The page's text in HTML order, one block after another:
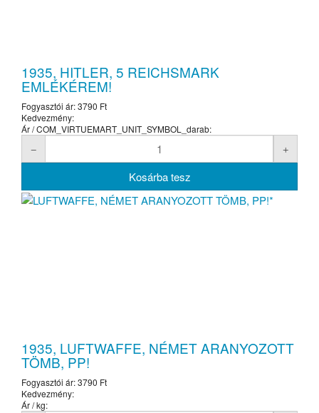
1935, HITLER, 5 REICHSMARK
EMLÉKÉREM!
Fogyasztói ár:3790 Ft
Kedvezmény:
Ár / COM_VIRTUEMART_UNIT_SYMBOL_darab:
1935, LUFTWAFFE, NÉMET ARANYOZOTT
TÖMB, PP!
Fogyasztói ár:3790 Ft
Kedvezmény:
Ár / kg: